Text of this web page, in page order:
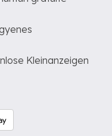
Kleinanzeigen